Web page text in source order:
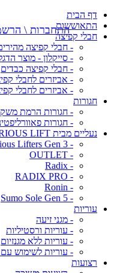
דף הבית
התאוששות
חבלי קפיצה
- חבלי קפיצה
- סייקלון - מוצר
- חבלי קפיצה כבדים
- אביזרים לחבלי
- אביזרים לחבלי
חגורות
- חגורות הרמת
- חגורות
נעליים מבית NOTORIOUS LIFT
- Notorious Lifters Gen 3
- OUTLET
- Radix
- RADIX PRO
- Ronin
- Sumo Sole Gen 5
עוריות
- מגני זיעה
- עוריות ורסטיליות
- עוריות ללא מגנזיום
- עוריות לשימוש עם
רצועות
התחברות \